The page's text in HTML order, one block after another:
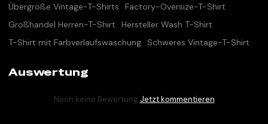
Übergroße Vintage-T-Shirts
Factory-Oversize-T-Shirt
Großhandel Herren-T-Shirt
Hersteller Wash T-Shirt
T-Shirt mit Farbverlaufswaschung
Schweres Vintage-T-Shirt
Auswertung
Noch keine Bewertung Jetzt kommentieren